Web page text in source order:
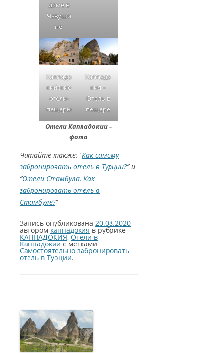
доме в
Чавуши
не
Каппадо
кийские
отели-
пещеры
Каппадо
кия –
Отель в
пещере
Отели Каппадокии –
фото
Читайте также: “Как самому
забронировать отель в Турции?” и
“Отели Стамбула. Как
забронировать отель в
Стамбуле?“
Запись опубликована 20.08.2020
автором каппадокия в рубрике
КАППАДОКИЯ,Отели в
Каппадокиис метками
Самостоятельно забронировать
отель в Турции.